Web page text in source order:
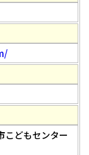
こどもセンター